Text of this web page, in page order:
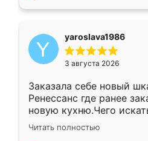
yaroslava1986
3 августа 2026
Заказала себе новый
Ренессанс где ранее
новую кухню.Чего
вполне довольна.
два года, нареканий нет.
Читать полностью